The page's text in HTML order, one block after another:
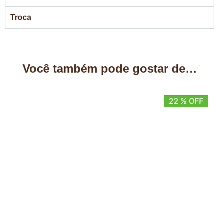
Troca
Você também pode gostar de…
22 % OFF